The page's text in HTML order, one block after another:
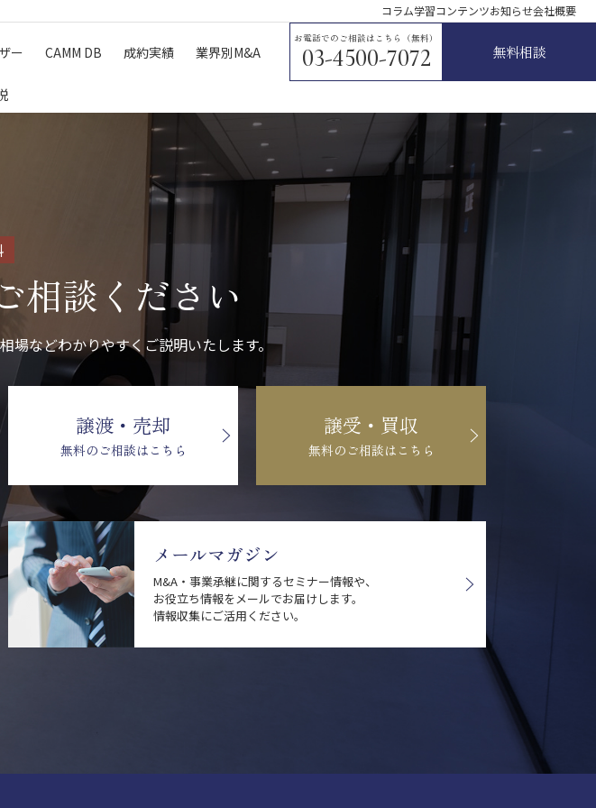
コラム学習コンテンツお知らせ会社概要
ー CAMM DB 成約実績 業界別M&A
お電話でのご相談はこちら（無料）
03-4500-7072 無料相談
相談ください
場などわかりやすくご説明いたします。
譲渡・売却
無料のご相談はこちら
譲受・買収
無料のご相談はこちら
メールマガジン
M&A・事業承継に関するセミナー情報や、
お役立ち情報をメールでお届けします。
情報収集にご活用ください。